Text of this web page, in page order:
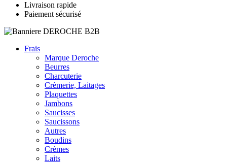
Livraison rapide
Paiement sécurisé
Frais
Marque Deroche
Beurres
Charcuterie
Crèmerie, Laitages
Plaquettes
Jambons
Saucisses
Saucissons
Autres
Boudins
Crèmes
Laits